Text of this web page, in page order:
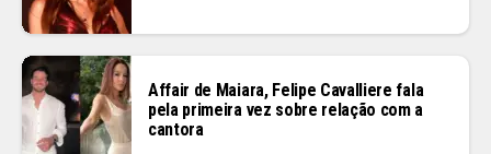
Affair de Maiara, Felipe Cavalliere fala
pela primeira vez sobre relação com a
cantora